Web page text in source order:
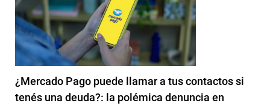
¿Mercado Pago puede llamar a tus contactos si
tenés una deuda?: la polémica denuncia en